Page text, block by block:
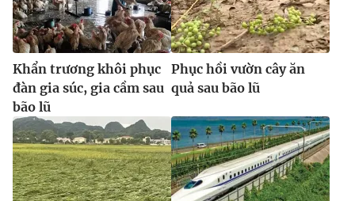
Khẩn trương khôi phục
đàn gia súc, gia cầm sau
bão lũ
Phục hồi vườn cây ăn
quả sau bão lũ